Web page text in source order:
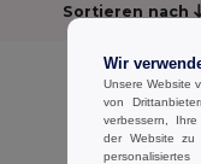
Sortieren nach
Wir
Unsere Website
von
verbessern,
der Website zu